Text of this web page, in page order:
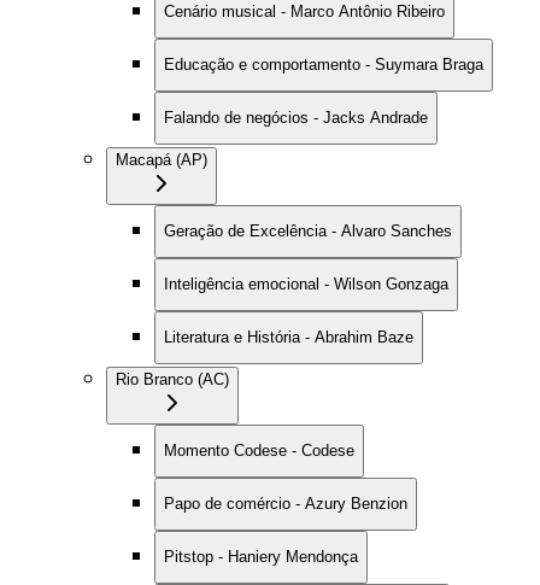
Cenário musical - Marco Antônio Ribeiro
Educação e comportamento - Suymara Braga
Falando de negócios - Jacks Andrade
Macapá (AP)
Geração de Excelência - Alvaro Sanches
Inteligência emocional - Wilson Gonzaga
Literatura e História - Abrahim Baze
Rio Branco (AC)
Momento Codese - Codese
Papo de comércio - Azury Benzion
Pitstop - Haniery Mendonça